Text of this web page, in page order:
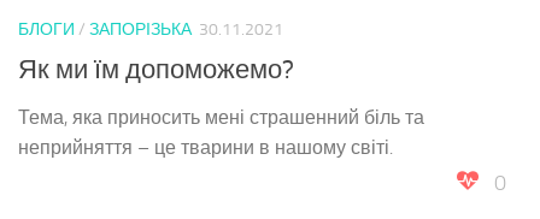
БЛОГИ / ЗАПОРІЗЬКА 30.11.2021
Як ми їм допоможемо?
Тема, яка приносить мені страшенний біль та
неприйняття – це тварини в нашому світі.
0